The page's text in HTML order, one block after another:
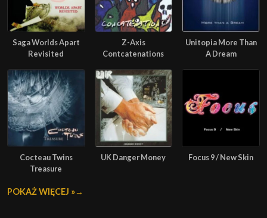
Saga Worlds Apart
Revisited
Z-Axis
Contcatenations
Unitopia More Than
A Dream
Cocteau Twins
Treasure
UK Danger Money Focus 9 / New Skin
POKAŻ WIĘCEJ »